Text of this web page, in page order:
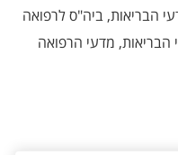
הבריאות, ביה"ס לרפואה
הבריאות, מדעי הרפואה